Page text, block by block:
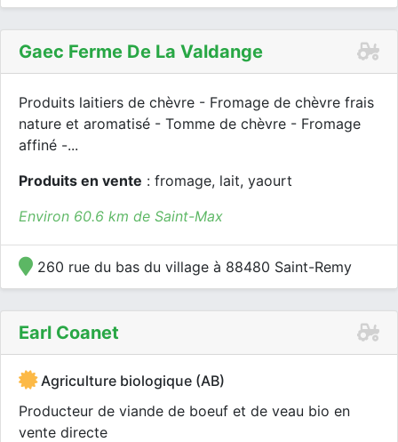
Gaec Ferme De La Valdange
Produits laitiers de chèvre - Fromage de chèvre frais
nature et aromatisé - Tomme de chèvre - Fromage
affiné -...
Produits en vente : fromage, lait, yaourt
Environ 60.6 km de Saint-Max
260 rue du bas du village à 88480 Saint-Remy
Earl Coanet
Agriculture biologique (AB)
Producteur de viande de boeuf et de veau bio en
vente directe